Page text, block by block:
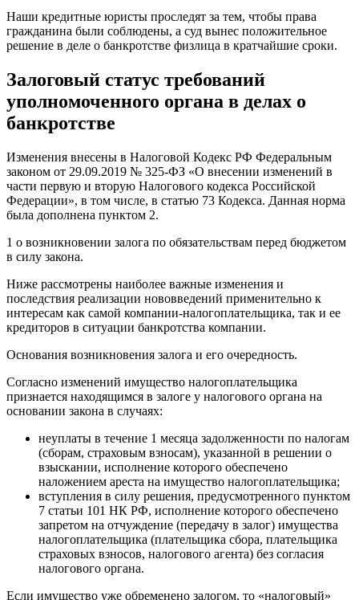
Наши кредитные юристы проследят за тем, чтобы права
гражданина были соблюдены, а суд вынес положительное
решение в деле о банкротстве физлица в кратчайшие сроки.
Залоговый статус требований
уполномоченного органа в делах о
банкротстве
Изменения внесены в Налоговой Кодекс РФ Федеральным
законом от 29.09.2019 № 325-ФЗ «О внесении изменений в
части первую и вторую Налогового кодекса Российской
Федерации», в том числе, в статью 73 Кодекса. Данная норма
была дополнена пунктом 2.
1 о возникновении залога по обязательствам перед бюджетом
в силу закона.
Ниже рассмотрены наиболее важные изменения и
последствия реализации нововведений применительно к
интересам как самой компании-налогоплательщика, так и ее
кредиторов в ситуации банкротства компании.
Основания возникновения залога и его очередность.
Согласно изменений имущество налогоплательщика
признается находящимся в залоге у налогового органа на
основании закона в случаях:
неуплаты в течение 1 месяца задолженности по налогам
(сборам, страховым взносам), указанной в решении о
взыскании, исполнение которого обеспечено
наложением ареста на имущество налогоплательщика;
вступления в силу решения, предусмотренного пунктом
7 статьи 101 НК РФ, исполнение которого обеспечено
запретом на отчуждение (передачу в залог) имущества
налогоплательщика (плательщика сбора, плательщика
страховых взносов, налогового агента) без согласия
налогового органа.
Если имущество уже обременено залогом, то «налоговый»